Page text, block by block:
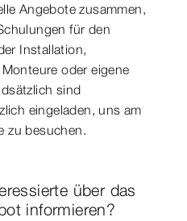
Angebote zusammen,
für den
Installation,
oder eigene
sind
eingeladen, uns am
zu besuchen.
über das
informieren?